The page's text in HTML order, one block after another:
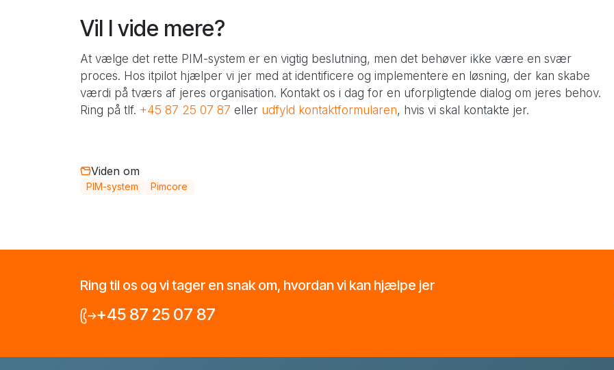
Vil I vide mere?
At vælge det rette PIM-system er en vigtig beslutning, men det behøver ikke være en svær
proces. Hos itpilot hjælper vi jer med at identificere og implementere en løsning, der kan skabe
værdi på tværs af jeres organisation. Kontakt os i dag for en uforpligtende dialog om jeres behov.
Ring på tlf. +45 87 25 07 87 eller udfyld kontaktformularen, hvis vi skal kontakte jer.
Viden om
PIM-system Pimcore
Ring til os og vi tager en snak om, hvordan vi kan hjælpe jer
+45 87 25 07 87